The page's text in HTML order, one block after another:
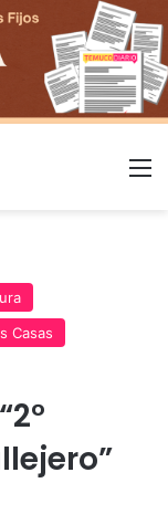
Casas